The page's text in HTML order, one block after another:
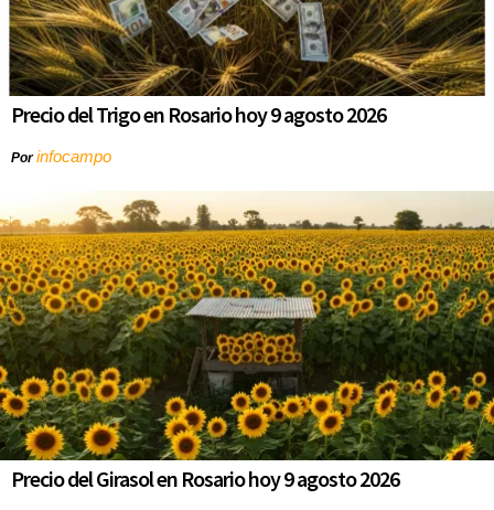
Precio del Trigo en Rosario hoy 9 agosto 2026
Porinfocampo
Precio del Girasol en Rosario hoy 9 agosto 2026